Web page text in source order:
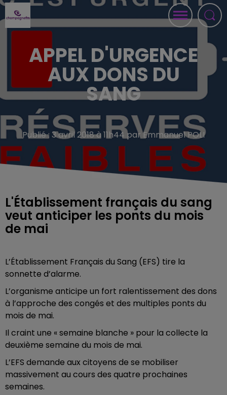
APPEL D'URGENCE
AUX DONS DU
SANG
Publié : 3 avril 2018 à 11h44 par Emmanuel POLI
L'Établissement français du sang
veut anticiper les ponts du mois
de mai
L’Établissement Français du Sang (EFS) tire la
sonnette d’alarme.
L’organisme anticipe un fort ralentissement des dons
à l’approche des congés et des multiples ponts du
mois de mai.
Il craint une « semaine blanche » pour la collecte la
deuxième semaine du mois de mai.
L’EFS demande aux citoyens de se mobiliser
massivement au cours des quatre prochaines
semaines.